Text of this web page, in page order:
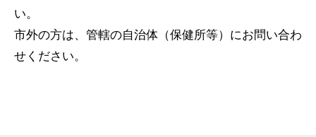
い。
市外の方は、管轄の自治体（保健所等）にお問い合わ
せください。